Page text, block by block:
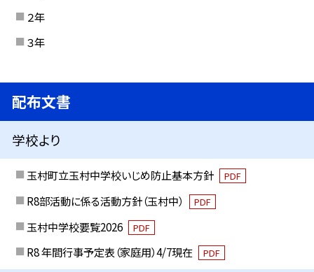
２年
３年
配布文書
学校より
玉村町立玉村中学校いじめ防止基本方針 PDF
R8部活動に係る活動方針（玉村中） PDF
玉村中学校要覧2026 PDF
R8 年間行事予定表（家庭用）4/7現在 PDF